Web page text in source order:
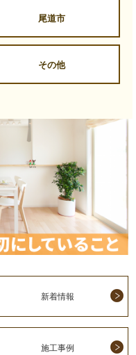
尾道市
その他
新着情報
施工事例